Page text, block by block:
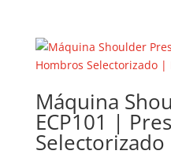
Máquina
ECP101 |